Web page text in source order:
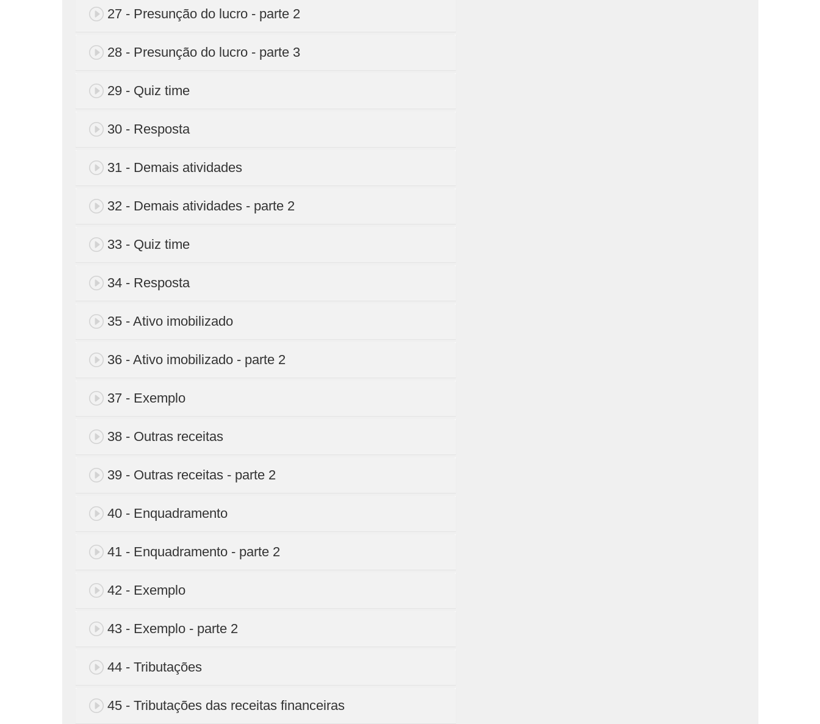
27 - Presunção do lucro - parte 2
28 - Presunção do lucro - parte 3
29 - Quiz time
30 - Resposta
31 - Demais atividades
32 - Demais atividades - parte 2
33 - Quiz time
34 - Resposta
35 - Ativo imobilizado
36 - Ativo imobilizado - parte 2
37 - Exemplo
38 - Outras receitas
39 - Outras receitas - parte 2
40 - Enquadramento
41 - Enquadramento - parte 2
42 - Exemplo
43 - Exemplo - parte 2
44 - Tributações
45 - Tributações das receitas financeiras